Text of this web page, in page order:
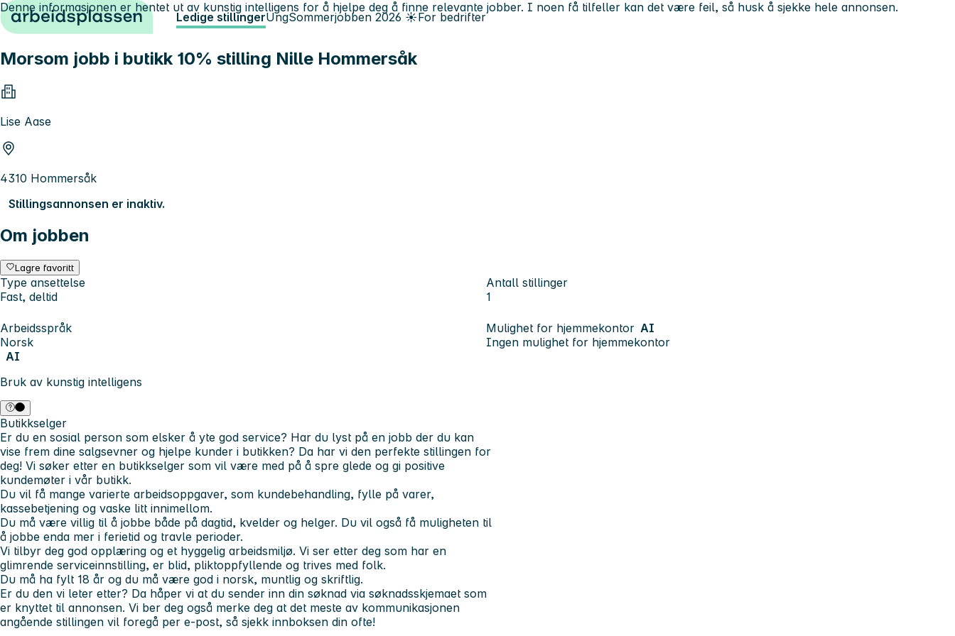
Hopp til innhold Ledige stillingerUngSommerjobben 2026 ☀️For bedrifter
Morsom jobb i butikk 10% stilling Nille Hommersåk
Lise Aase
4310 Hommersåk
Stillingsannonsen er inaktiv.
Om jobben
Lagre favoritt
Type ansettelse
Fast, deltid
Antall stillinger
1
Arbeidsspråk
Norsk
Mulighet for hjemmekontor AI
Ingen mulighet for hjemmekontor
AI
Bruk av kunstig intelligens
Denne informasjonen er hentet ut av kunstig intelligens for å hjelpe deg å finne relevante jobber. I noen få tilfeller kan det være feil, så husk å sjekke hele annonsen.
Butikkselger
Er du en sosial person som elsker å yte god service? Har du lyst på en jobb der du kan
vise frem dine salgsevner og hjelpe kunder i butikken? Da har vi den perfekte stillingen for
deg! Vi søker etter en butikkselger som vil være med på å spre glede og gi positive
kundemøter i vår butikk.
Du vil få mange varierte arbeidsoppgaver, som kundebehandling, fylle på varer,
kassebetjening og vaske litt innimellom.
Du må være villig til å jobbe både på dagtid, kvelder og helger. Du vil også få muligheten til
å jobbe enda mer i ferietid og travle perioder.
Vi tilbyr deg god opplæring og et hyggelig arbeidsmiljø. Vi ser etter deg som har en
glimrende serviceinnstilling, er blid, pliktoppfyllende og trives med folk.
Du må ha fylt 18 år og du må være god i norsk, muntlig og skriftlig.
Er du den vi leter etter? Da håper vi at du sender inn din søknad via søknadsskjemaet som
er knyttet til annonsen. Vi ber deg også merke deg at det meste av kommunikasjonen
angående stillingen vil foregå per e-post, så sjekk innboksen din ofte!